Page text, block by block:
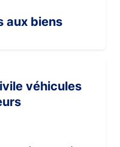
aux biens
véhicules